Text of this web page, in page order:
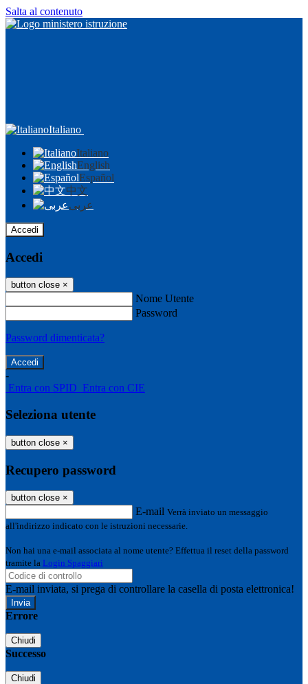
Salta al contenuto
Italiano
Italiano
English
Español
中文
عربى
Accedi
Accedi
button close ×
Nome Utente
Password
Password dimenticata?
-
Entra con SPID Entra con CIE
Seleziona utente
button close ×
Recupero password
button close ×
E-mail Verrà inviato un messaggio
all'indirizzo indicato con le istruzioni necessarie.
Non hai una e-mail associata al nome utente? Effettua il reset della password
tramite la Login Spaggiari
E-mail inviata, si prega di controllare la casella di posta elettronica!
Errore
Chiudi
Successo
Chiudi